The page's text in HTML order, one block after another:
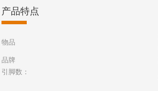
产品特点
物品
品牌
引脚数：